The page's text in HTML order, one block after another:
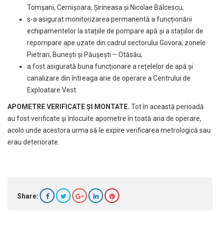
Tomșani, Cernișoara, Șirineasa și Nicolae Bălcescu;
s-a asigurat monitorizarea permanentă a funcționării
echipamentelor la stațiile de pompare apă și a stațiilor de
repompare ape uzate din cadrul sectorului Govora, zonele
Pietrari, Bunești și Păușești – Otăsău;
a fost asigurată buna funcționare a rețelelor de apă și
canalizare din întreaga arie de operare a Centrului de
Exploatare Vest.
APOMETRE VERIFICATE ȘI MONTATE. Tot în această perioadă
au fost verificate şi înlocuite apometre în toată aria de operare,
acolo unde acestora urma să le expire verificarea metrologică sau
erau deteriorate.
Share: